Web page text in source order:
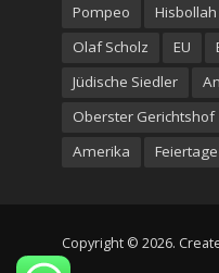
Pompeo
Hisbollah
Olaf Scholz
EU
Jüdische Siedler
Oberster Gerichtshof
Amerika
Feiertage
Copyright © 2026.